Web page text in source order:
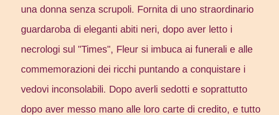
una donna senza scrupoli. Fornita di uno straordinario
guardaroba di eleganti abiti neri, dopo aver letto i
necrologi sul "Times", Fleur si imbuca ai funerali e alle
commemorazioni dei ricchi puntando a conquistare i
vedovi inconsolabili. Dopo averli sedotti e soprattutto
dopo aver messo mano alle loro carte di credito, e tutto